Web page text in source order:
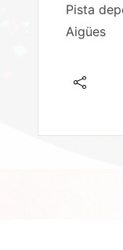
Pista
Aigües